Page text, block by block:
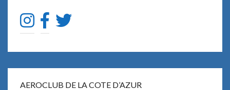
AEROCLUB DE LA COTE D’AZUR